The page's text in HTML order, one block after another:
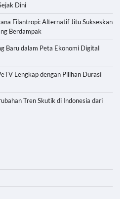
Dini
Filantropi: Alternatif Jitu Sukseskan
Berdampak
Baru dalam Peta Ekonomi Digital
Lengkap dengan Pilihan Durasi
Tren Skutik di Indonesia dari